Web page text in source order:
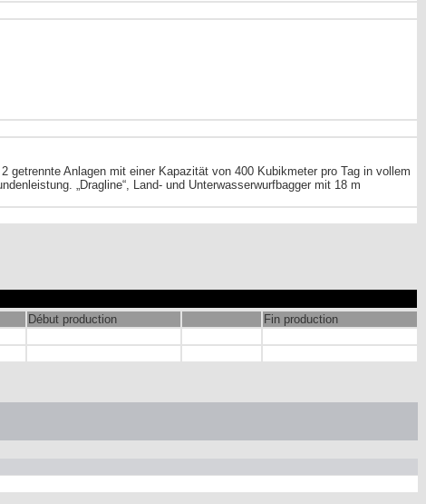
getrennte Anlagen mit einer Kapazität von 400 Kubikmeter pro Tag in vollem
„Dragline“, Land- und Unterwasserwurfbagger mit 18 m
Début production Fin production